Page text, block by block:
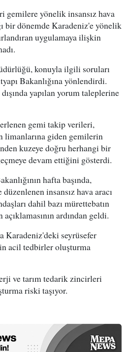
gemilere yönelik insansız hava
bir dönemde Karadeniz'e yönelik
uygulamaya ilişkin
konuyla ilgili soruları
Bakanlığına yönlendirdi.
yapılan yorum taleplerine
gemi takip verileri,
limanlarına giden gemilerin
kuzeye doğru herhangi bir
devam ettiğini gösterdi.
hafta başında,
insansız hava aracı
dahil bazı mürettebatın
açıklamasının ardından geldi.
Karadeniz'deki seyrüsefer
acil tedbirler oluşturma
ve tarım tedarik zincirleri
riski taşıyor.